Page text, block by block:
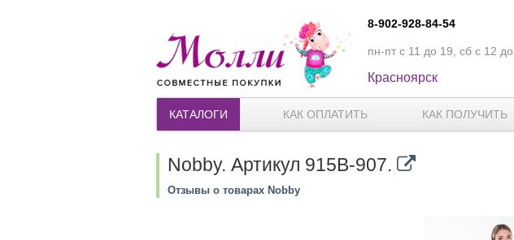
8-902-928-84-54
пн-пт с 11 до 19, сб с 12
Красноярск
КАТАЛОГИ КАК ОПЛАТИТЬ КАК ПОЛУЧИТЬ
Nobby. Артикул 915В-907.
Отзывы о товарах Nobby